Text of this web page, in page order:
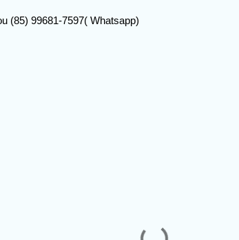
(85) 99681-7597( Whatsapp)